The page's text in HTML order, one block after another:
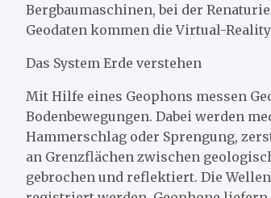
Bergbaumaschinen, bei der
Geodaten kommen die Virtual-
Das System Erde verstehen
Mit Hilfe eines Geophons messen
Bodenbewegungen. Dabei werden
Hammerschlag oder Sprengung,
an Grenzflächen zwischen
gebrochen und reflektiert. Die